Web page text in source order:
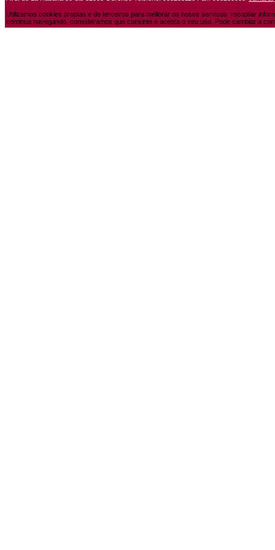
Utilizamos cookies propias e de terceiros para mellorar os nosos servizos, recopilar
continua navegando, consideramos que consinte e acepta o seu uso. Pode cambiar a